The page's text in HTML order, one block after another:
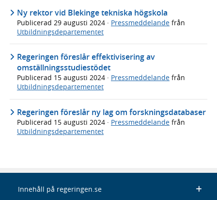
Ny rektor vid Blekinge tekniska högskola
Publicerad 29 augusti 2024 · Pressmeddelande från
Utbildningsdepartementet
Regeringen föreslår effektivisering av
omställningsstudiestödet
Publicerad 15 augusti 2024 · Pressmeddelande från
Utbildningsdepartementet
Regeringen föreslår ny lag om forskningsdatabaser
Publicerad 15 augusti 2024 · Pressmeddelande från
Utbildningsdepartementet
Innehåll på regeringen.se